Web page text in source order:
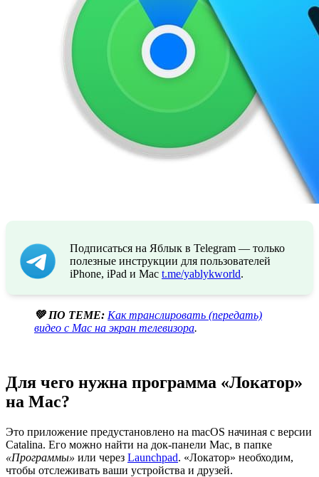
Подписаться на Яблык в Telegram — только
полезные инструкции для пользователей
iPhone, iPad и Mac t.me/yablykworld.
💚 ПО ТЕМЕ: Как транслировать (передать)
видео с Mac на экран телевизора.
Для чего нужна программа «Локатор»
на Mac?
Это приложение предустановлено на macOS начиная с версии
Catalina. Его можно найти на док-панели Mac, в папке
«Программы» или через Launchpad. «Локатор» необходим,
чтобы отслеживать ваши устройства и друзей.